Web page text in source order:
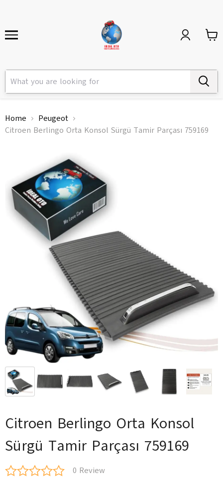
Home
Peugeot
Citroen Berlingo Orta Konsol Sürgü Tamir Parçası 759169
Citroen Berlingo Orta Konsol
Sürgü Tamir Parçası 759169
0 Review